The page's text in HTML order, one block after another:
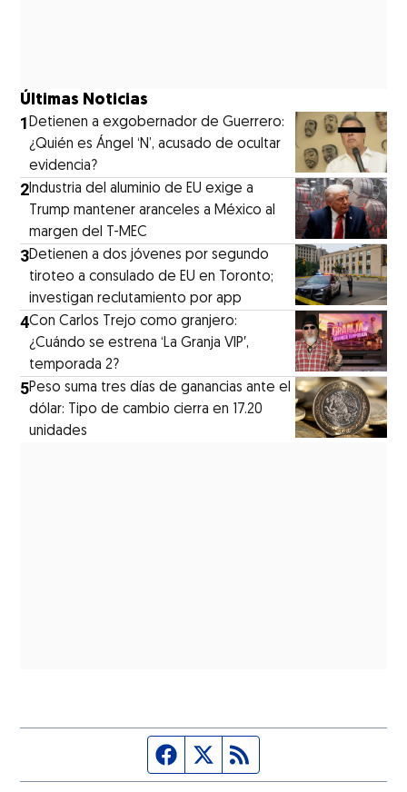
Últimas Noticias
1Detienen a exgobernador de Guerrero:
¿Quién es Ángel ‘N’, acusado de ocultar
evidencia?
2Industria del aluminio de EU exige a
Trump mantener aranceles a México al
margen del T-MEC
3Detienen a dos jóvenes por segundo
tiroteo a consulado de EU en Toronto;
investigan reclutamiento por app
4Con Carlos Trejo como granjero:
¿Cuándo se estrena ‘La Granja VIP′,
temporada 2?
5Peso suma tres días de ganancias ante el
dólar: Tipo de cambio cierra en 17.20
unidades
Página de Facebook
Fuente Twitter